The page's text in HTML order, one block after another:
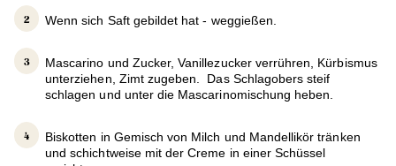
Wenn sich Saft gebildet hat - weggießen.
Mascarino und Zucker, Vanillezucker verrühren, Kürbismus
unterziehen, Zimt zugeben. Das Schlagobers steif
schlagen und unter die Mascarinomischung heben.
Biskotten in Gemisch von Milch und Mandellikör tränken
und schichtweise mit der Creme in einer Schüssel